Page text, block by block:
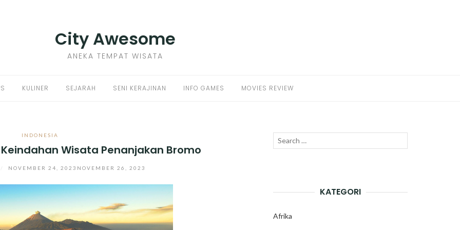
City Awesome
ANEKA TEMPAT WISATA
KULINER SEJARAH SENI KERAJINAN INFO GAMES MOVIES REVIEW
INDONESIA
Wisata Penanjakan Bromo
NOVEMBER 24, 2023 NOVEMBER 26, 2023
Search
KATEGORI
Afrika